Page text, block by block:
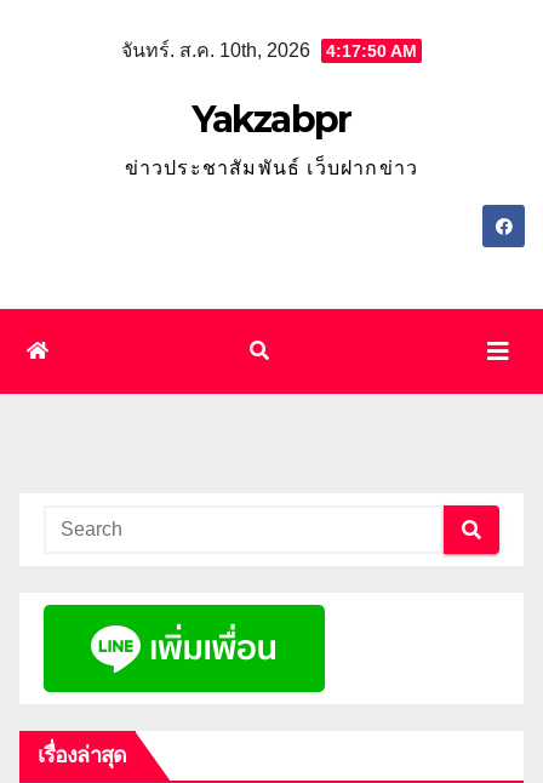
จันทร์. ส.ค. 10th, 2026 4:17:51 AM
Yakzabpr
ข่าวประชาสัมพันธ์ เว็บฝากข่าว
เรื่องล่าสุด